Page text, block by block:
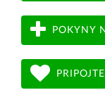
POKYNY